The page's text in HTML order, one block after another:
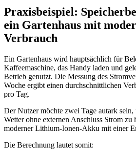
Praxisbeispiel:
ein Gartenhaus mit
Verbrauch
Ein Gartenhaus wird hauptsächlich für
Kaffeemaschine, das Handy laden und
Betrieb genutzt. Die Messung des
Woche ergibt einen durchschnittlichen
pro Tag.
Der Nutzer möchte zwei Tage autark
Wetter ohne externen Anschluss Strom zu
moderner Lithium-Ionen-Akku mit einer
Die Berechnung lautet somit: